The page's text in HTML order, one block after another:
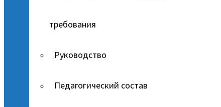
требования
Руководство
Педагогический состав